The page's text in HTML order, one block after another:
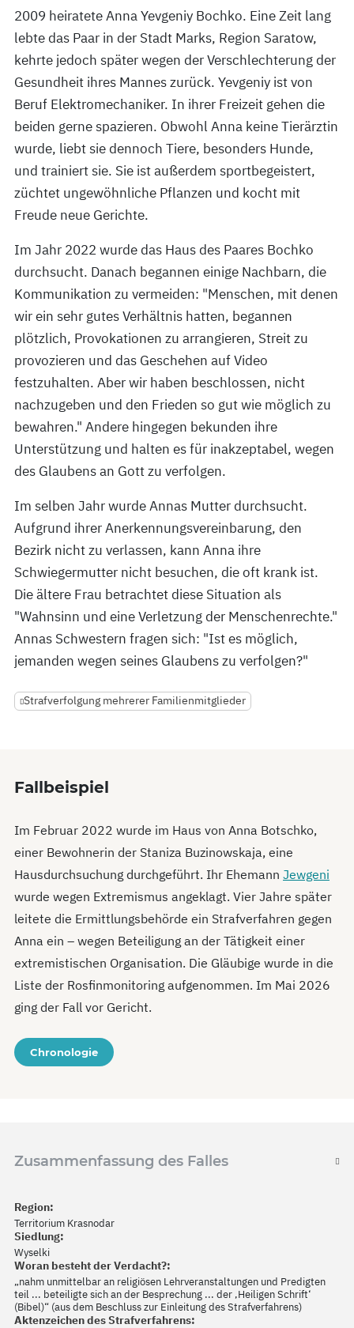
2009 heiratete Anna Yevgeniy Bochko. Eine Zeit lang
lebte das Paar in der Stadt Marks, Region Saratow,
kehrte jedoch später wegen der Verschlechterung der
Gesundheit ihres Mannes zurück. Yevgeniy ist von
Beruf Elektromechaniker. In ihrer Freizeit gehen die
beiden gerne spazieren. Obwohl Anna keine Tierärztin
wurde, liebt sie dennoch Tiere, besonders Hunde,
und trainiert sie. Sie ist außerdem sportbegeistert,
züchtet ungewöhnliche Pflanzen und kocht mit
Freude neue Gerichte.
Im Jahr 2022 wurde das Haus des Paares Bochko
durchsucht. Danach begannen einige Nachbarn, die
Kommunikation zu vermeiden: "Menschen, mit denen
wir ein sehr gutes Verhältnis hatten, begannen
plötzlich, Provokationen zu arrangieren, Streit zu
provozieren und das Geschehen auf Video
festzuhalten. Aber wir haben beschlossen, nicht
nachzugeben und den Frieden so gut wie möglich zu
bewahren." Andere hingegen bekunden ihre
Unterstützung und halten es für inakzeptabel, wegen
des Glaubens an Gott zu verfolgen.
Im selben Jahr wurde Annas Mutter durchsucht.
Aufgrund ihrer Anerkennungsvereinbarung, den
Bezirk nicht zu verlassen, kann Anna ihre
Schwiegermutter nicht besuchen, die oft krank ist.
Die ältere Frau betrachtet diese Situation als
"Wahnsinn und eine Verletzung der Menschenrechte."
Annas Schwestern fragen sich: "Ist es möglich,
jemanden wegen seines Glaubens zu verfolgen?"
Strafverfolgung mehrerer Familienmitglieder
Fallbeispiel
Im Februar 2022 wurde im Haus von Anna Botschko,
einer Bewohnerin der Staniza Buzinowskaja, eine
Hausdurchsuchung durchgeführt. Ihr Ehemann Jewgeni
wurde wegen Extremismus angeklagt. Vier Jahre später
leitete die Ermittlungsbehörde ein Strafverfahren gegen
Anna ein – wegen Beteiligung an der Tätigkeit einer
extremistischen Organisation. Die Gläubige wurde in die
Liste der Rosfinmonitoring aufgenommen. Im Mai 2026
ging der Fall vor Gericht.
Chronologie
Zusammenfassung des Falles
Region:
Territorium Krasnodar
Siedlung:
Wyselki
Woran besteht der Verdacht?:
„nahm unmittelbar an religiösen Lehrveranstaltungen und Predigten
teil ... beteiligte sich an der Besprechung ... der ‚Heiligen Schrift‘
(Bibel)“ (aus dem Beschluss zur Einleitung des Strafverfahrens)
Aktenzeichen des Strafverfahrens: